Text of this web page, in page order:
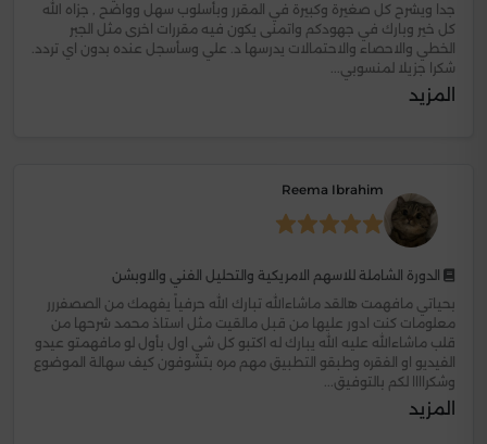
جدا ويشرح كل صغيرة وكبيرة في المقرر وبأسلوب سهل وواضح , جزاه الله
كل خير وبارك في جهودكم واتمنى يكون فيه مقررات اخرى مثل الجبر
الخطي والاحصاء والاحتمالات يدرسها د. علي وسأسجل عنده بدون اي تردد.
شكرا جزيلا لمنسوبي...
المزيد
Reema Ibrahim
الدورة الشاملة للاسهم الامريكية والتحليل الفني والاوبشن
بحياتي مافهمت هالقد ماشاءالله تبارك الله حرفياً يفهمك من الصصفررر
معلومات كنت ادور عليها من قبل مالقيت مثل استاذ محمد شرحها من
قلب ماشاءالله عليه الله يبارك له اكتبو كل شي اول بأول لو مافهمتو عيدو
الفيديو او الفقره وطبقو التطبيق مهم مره بتشوفون كيف سهالة الموضوع
وشكراااا لكم بالتوفيق...
المزيد